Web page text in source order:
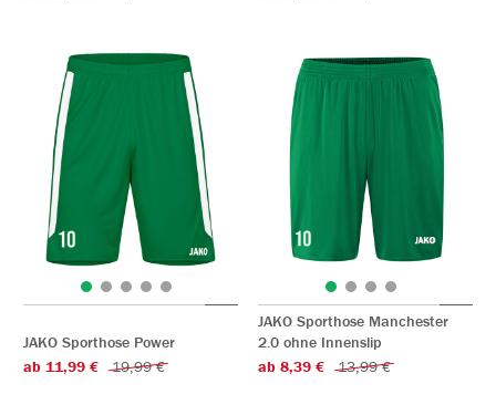
JAKO Sporthose Power
ab 11,99 €
19,99 €
JAKO Sporthose Manchester
2.0 ohne Innenslip
ab 8,39 €
13,99 €